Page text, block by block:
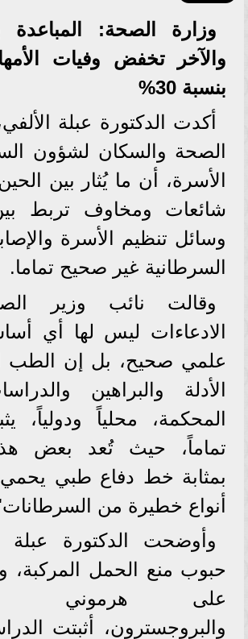
وزارة الصحة: المباعدة
والآخر تخفض وفيات
بنسبة 30%
أكدت الدكتورة عبلة
الصحة والسكان لشؤون
الأسرة، أن ما يُثار بين
شائعات ومخاوف تربط
وسائل تنظيم الأسرة
السرطانية غير صحيح تماما.
وقالت نائب وزير
الادعاءات ليس لها أي
علمي صحيح، بل إن الطب
الأدلة والبراهين
المحكمة، محلياً ودولياً،
تماماً، حيث تُعد بعض
بمثابة خط دفاع طبي
أنواع خطيرة من
وأوضحت الدكتورة عبلة
حبوب منع الحمل المركبة،
على هرموني
والبروجسترون، أثبتت